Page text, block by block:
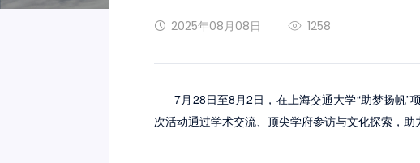
2025年08月08日 1258
7月28日至8月2日，在上海交通大学“助梦扬帆”
次活动通过学术交流、顶尖学府参访与文化探索，